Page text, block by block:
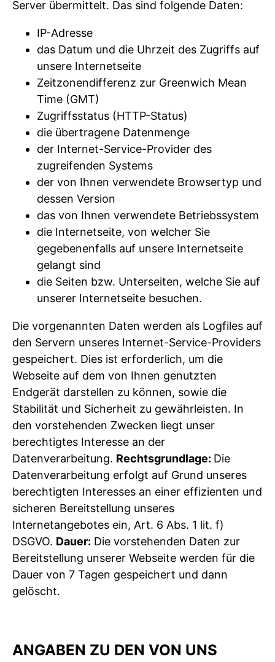
Server übermittelt. Das sind folgende Daten:
IP-Adresse
das Datum und die Uhrzeit des Zugriffs auf
unsere Internetseite
Zeitzonendifferenz zur Greenwich Mean
Time (GMT)
Zugriffsstatus (HTTP-Status)
die übertragene Datenmenge
der Internet-Service-Provider des
zugreifenden Systems
der von Ihnen verwendete Browsertyp und
dessen Version
das von Ihnen verwendete Betriebssystem
die Internetseite, von welcher Sie
gegebenenfalls auf unsere Internetseite
gelangt sind
die Seiten bzw. Unterseiten, welche Sie auf
unserer Internetseite besuchen.
Die vorgenannten Daten werden als Logfiles auf
den Servern unseres Internet-Service-Providers
gespeichert. Dies ist erforderlich, um die
Webseite auf dem von Ihnen genutzten
Endgerät darstellen zu können, sowie die
Stabilität und Sicherheit zu gewährleisten. In
den vorstehenden Zwecken liegt unser
berechtigtes Interesse an der
Datenverarbeitung. Rechtsgrundlage: Die
Datenverarbeitung erfolgt auf Grund unseres
berechtigten Interesses an einer effizienten und
sicheren Bereitstellung unseres
Internetangebotes ein, Art. 6 Abs. 1 lit. f)
DSGVO. Dauer: Die vorstehenden Daten zur
Bereitstellung unserer Webseite werden für die
Dauer von 7 Tagen gespeichert und dann
gelöscht.
ANGABEN ZU DEN VON UNS